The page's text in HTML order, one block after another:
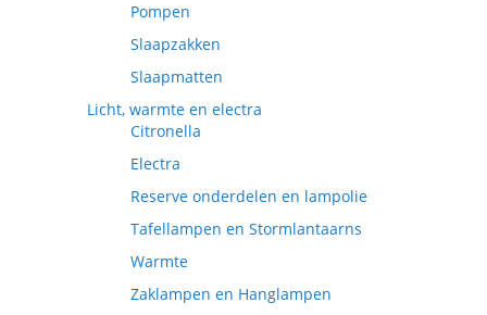
Pompen
Slaapzakken
Slaapmatten
Licht, warmte en electra
Citronella
Electra
Reserve onderdelen en lampolie
Tafellampen en Stormlantaarns
Warmte
Zaklampen en Hanglampen